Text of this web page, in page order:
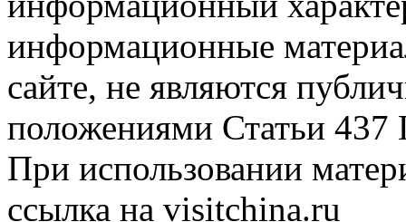
информационные
сайте, не являются
положениями Статьи 437
При использовании
ссылка на visitchina.ru